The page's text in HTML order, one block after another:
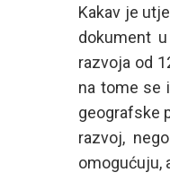
Kakav je
dokument
razvoja od
na tome se
geografske
razvoj,
omogućuju,